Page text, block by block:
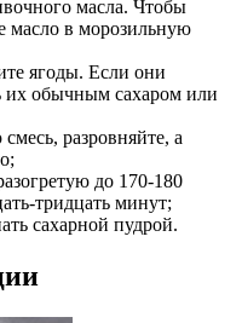
масла. Чтобы
масло в морозильную
ягоды. Если они
обычным сахаром или
разровняйте, а
до 170-180
тридцать минут;
сахарной пудрой.